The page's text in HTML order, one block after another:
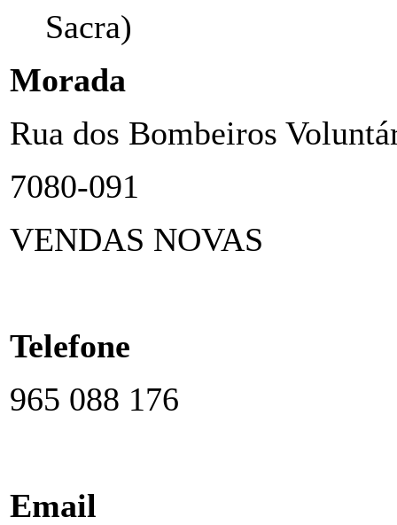
Sacra)
Morada
Rua dos Bombeiros
7080-091
VENDAS NOVAS
Telefone
965 088 176
Email